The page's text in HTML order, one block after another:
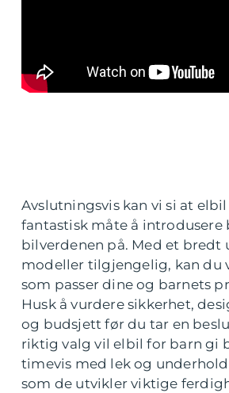
Avslutningsvis kan vi si at
fantastisk måte å introdusere
bilverdenen på. Med et bredt
modeller tilgjengelig, kan du
som passer dine og barnets
Husk å vurdere sikkerhet,
og budsjett før du tar en
riktig valg vil elbil for barn gi
timevis med lek og
som de utvikler viktige